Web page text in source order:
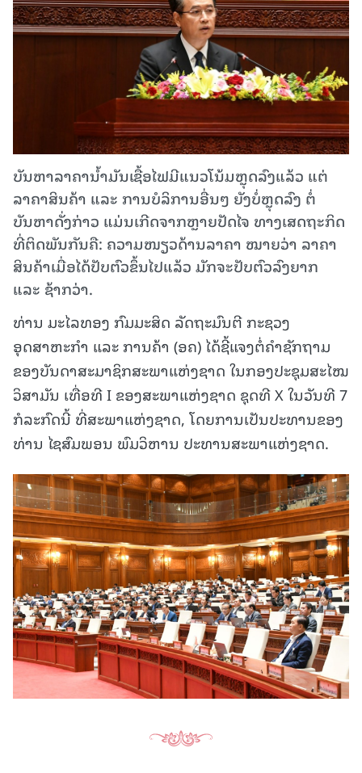
ບັນຫາລາຄານໍ້າມັນເຊື້ອໄຟມີແນວໂນ້ມຫຼຸດລົງແລ້ວ ແຕ່
ລາຄາສິນຄ້າ ແລະ ການບໍລິການອື່ນໆ ຍັງບໍ່ຫຼຸດລົງ ຕໍ່
ບັນຫາດັ່ງກ່າວ ແມ່ນເກີດຈາກຫຼາຍປັດໄຈ ທາງເສດຖະກິດ
ທີ່ຕິດພັນກັນຄື: ຄວາມໜຽວດ້ານລາຄາ ໝາຍວ່າ ລາຄາ
ສິນຄ້າເມື່ອໄດ້ປັບຕົວຂຶ້ນໄປແລ້ວ ມັກຈະປັບຕົວລົງຍາກ
ແລະ ຊ້າກວ່າ.
ທ່ານ ມະໄລທອງ ກົມມະສິດ ລັດຖະມົນຕີ ກະຊວງ
ອຸດສາຫະກຳ ແລະ ການຄ້າ (ອຄ) ໄດ້ຊີ້ແຈງຕໍ່ຄຳຊັກຖາມ
ຂອງບັນດາສະມາຊິກສະພາແຫ່ງຊາດ ໃນກອງປະຊຸມສະໄໝ
ວິສາມັນ ເທື່ອທີ I ຂອງສະພາແຫ່ງຊາດ ຊຸດທີ X ໃນວັນທີ 7
ກໍລະກົດນີ້ ທີ່ສະພາແຫ່ງຊາດ, ໂດຍການເປັນປະທານຂອງ
ທ່ານ ໄຊສົມພອນ ພົມວິຫານ ປະທານສະພາແຫ່ງຊາດ.